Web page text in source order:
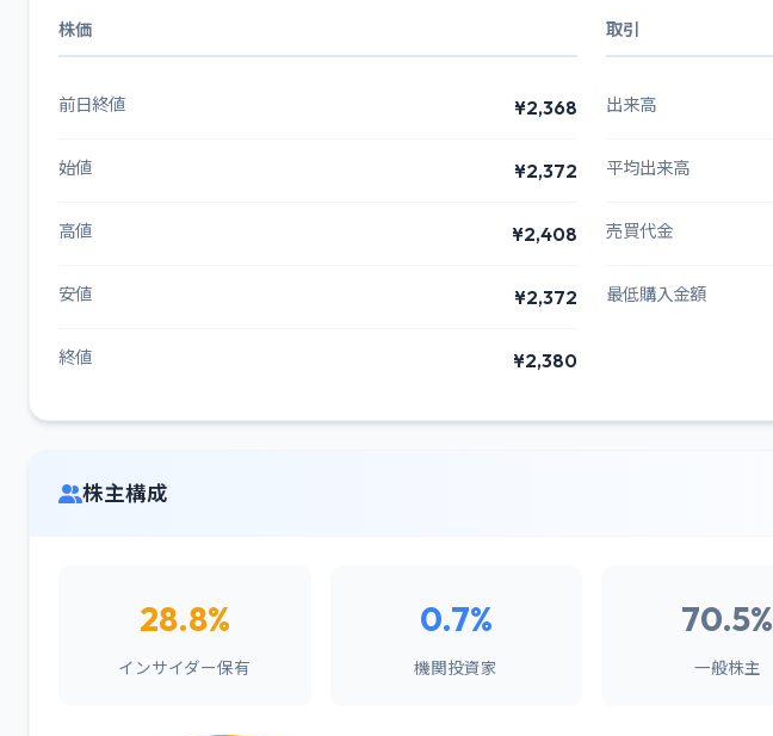
株価
前日終値 ¥2,368
始値 ¥2,372
高値 ¥2,408
安値 ¥2,372
終値 ¥2,380
取引
出来高
平均出来高
売買代金
最低購入金額
株主構成
28.8%
インサイダー保有
0.7%
機関投資家
70.5%
一般株主